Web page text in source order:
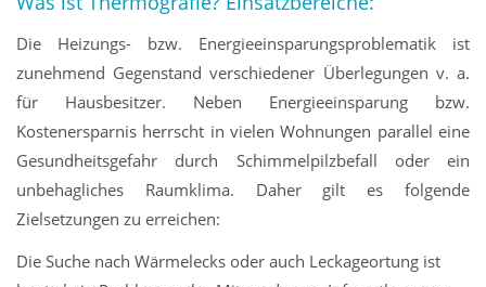
Die Heizungs- bzw. Energieeinsparungsproblematik ist
zunehmend Gegenstand verschiedener Überlegungen v. a.
für Hausbesitzer. Neben Energieeinsparung bzw.
Kostenersparnis herrscht in vielen Wohnungen parallel eine
Gesundheitsgefahr durch Schimmelpilzbefall oder ein
unbehagliches Raumklima. Daher gilt es folgende
Zielsetzungen zu erreichen:
Die Suche nach Wärmelecks oder auch Leckageortung ist